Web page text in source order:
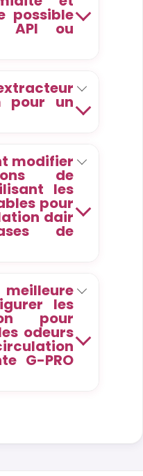
possible
API ou
pour un
modifier
de
les
pour
dair
de
les
pour
odeurs
G-PRO